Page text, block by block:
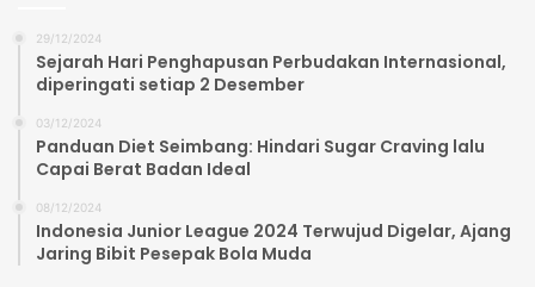
29/12/2024
Sejarah Hari Penghapusan Perbudakan Internasional,
diperingati setiap 2 Desember
03/12/2024
Panduan Diet Seimbang: Hindari Sugar Craving lalu
Capai Berat Badan Ideal
08/12/2024
Indonesia Junior League 2024 Terwujud Digelar, Ajang
Jaring Bibit Pesepak Bola Muda